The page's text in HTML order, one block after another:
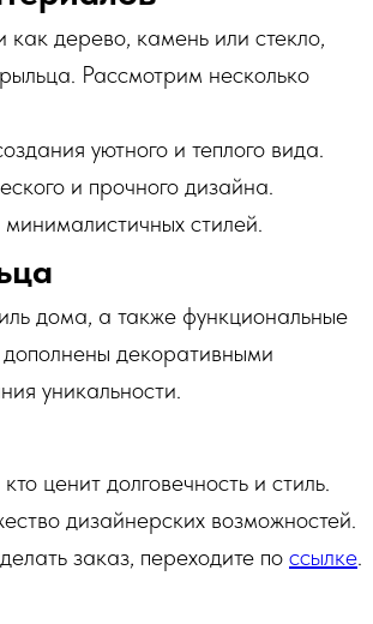
дерево, камень или стекло,
Рассмотрим несколько
уютного и теплого вида.
и прочного дизайна.
стилей.
дома, а также функциональные
дополнены декоративными
уникальности.
ценит долговечность и стиль.
дизайнерских возможностей.
заказ, переходите по ссылке.